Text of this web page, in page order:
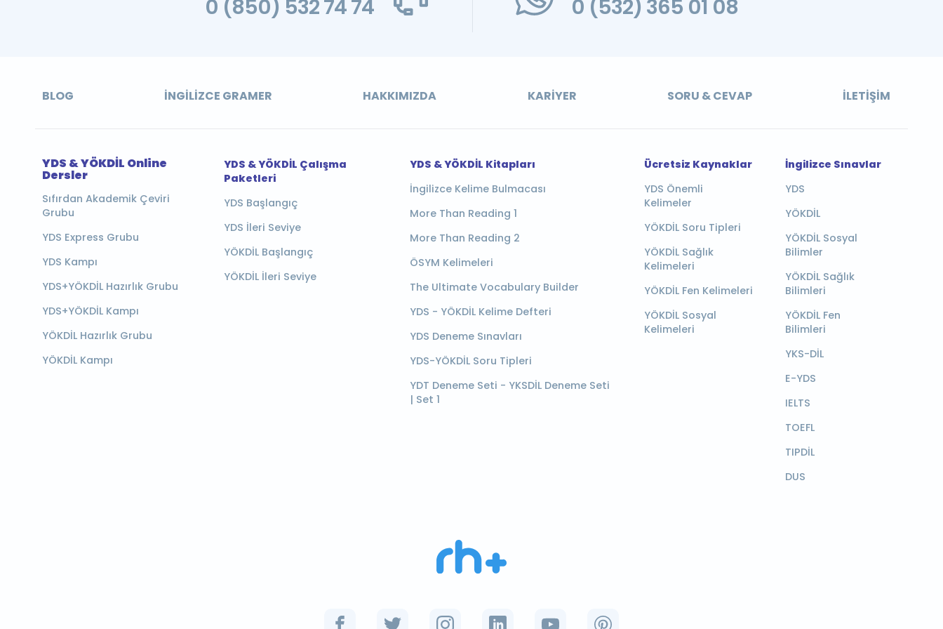
0 (850) 532 74 74 0 (532) 365 01 08
BLOG İNGILIZCE GRAMER HAKKIMIZDA KARIYER SORU & CEVAP İLETIŞIM
YDS & YÖKDİL Online
Dersler
Sıfırdan Akademik Çeviri
Grubu
YDS Express Grubu
YDS Kampı
YDS+YÖKDİL Hazırlık Grubu
YDS+YÖKDİL Kampı
YÖKDİL Hazırlık Grubu
YÖKDİL Kampı
YDS & YÖKDİL Çalışma
Paketleri
YDS Başlangıç
YDS İleri Seviye
YÖKDİL Başlangıç
YÖKDİL İleri Seviye
YDS & YÖKDİL Kitapları
İngilizce Kelime Bulmacası
More Than Reading 1
More Than Reading 2
ÖSYM Kelimeleri
The Ultimate Vocabulary Builder
YDS - YÖKDİL Kelime Defteri
YDS Deneme Sınavları
YDS-YÖKDİL Soru Tipleri
YDT Deneme Seti - YKSDİL Deneme Seti
| Set 1
Ücretsiz Kaynaklar
YDS Önemli
Kelimeler
YÖKDİL Soru Tipleri
YÖKDİL Sağlık
Kelimeleri
YÖKDİL Fen Kelimeleri
YÖKDİL Sosyal
Kelimeleri
İngilizce Sınavlar
YDS
YÖKDİL
YÖKDİL Sosyal
Bilimler
YÖKDİL Sağlık
Bilimleri
YÖKDİL Fen
Bilimleri
YKS-DİL
E-YDS
IELTS
TOEFL
TIPDİL
DUS